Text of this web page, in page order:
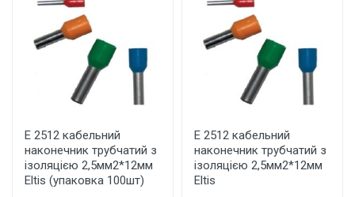
E 2512 кабельний
наконечник трубчатий з
ізоляцією 2,5мм2*12мм
Eltis (упаковка 100шт)
E 2512 кабельний
наконечник трубчатий з
ізоляцією 2,5мм2*12мм
Eltis